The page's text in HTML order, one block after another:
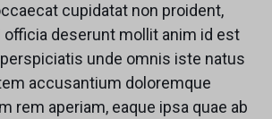
cupidatat non proident,
officia deserunt mollit anim id est
perspiciatis unde omnis iste natus
accusantium doloremque
rem aperiam, eaque ipsa quae ab